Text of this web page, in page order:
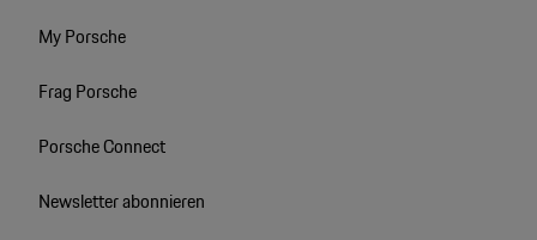
My Porsche
Frag Porsche
Porsche Connect
Newsletter abonnieren